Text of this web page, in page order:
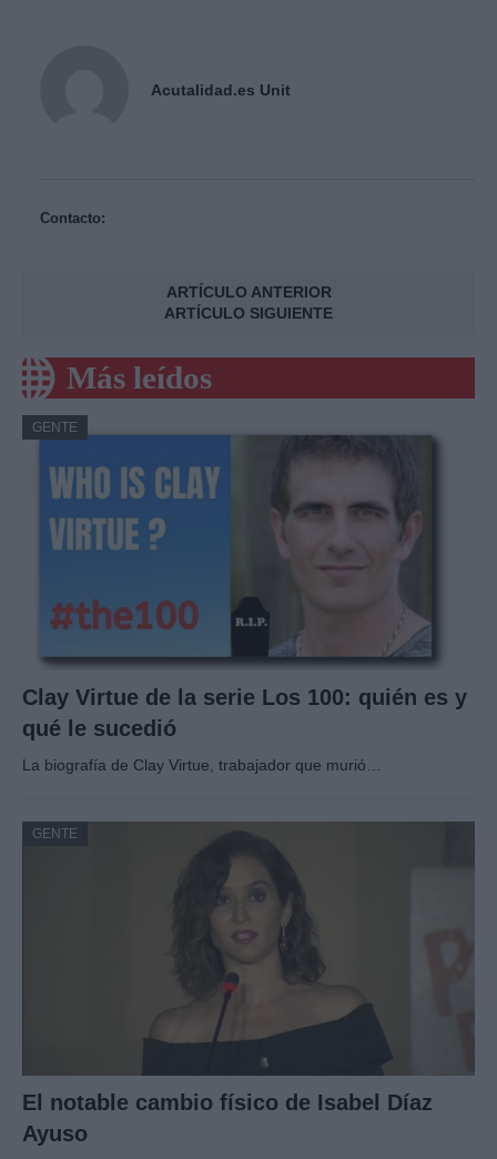
Acutalidad.es Unit
Contacto:
ARTÍCULO ANTERIOR
ARTÍCULO SIGUIENTE
Más leídos
GENTE
Clay Virtue de la serie Los 100: quién es y
qué le sucedió
La biografía de Clay Virtue, trabajador que murió…
GENTE
El notable cambio físico de Isabel Díaz
Ayuso